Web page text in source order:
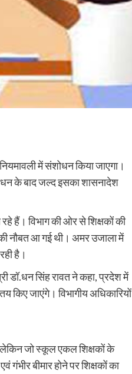
में संशोधन किया जाएगा।
के बाद जल्द इसका शासनादेश
हैं। विभाग की ओर से शिक्षकों की
नौबत आ गई थी। अमर उजाला में
है।
डॉ.धन सिंह रावत ने कहा, प्रदेश में
किए जाएंगे। विभागीय अधिकारियों
लेकिन जो स्कूल एकल शिक्षकों के
बीमार होने पर शिक्षकों का